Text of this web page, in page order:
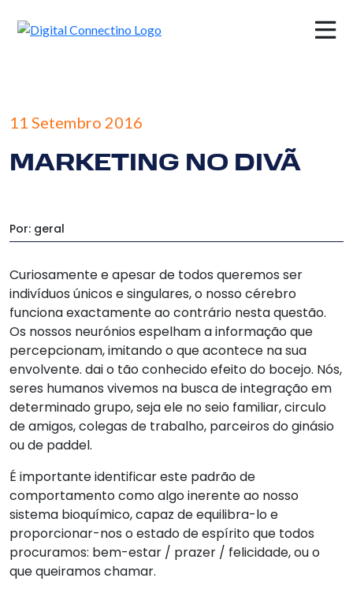
×
11 Setembro 2016
MARKETING NO DIVÃ
Por: geral
Curiosamente e apesar de todos queremos ser
indivíduos únicos e singulares, o nosso cérebro
funciona exactamente ao contrário nesta questão.
Os nossos neurónios espelham a informação que
percepcionam, imitando o que acontece na sua
envolvente. dai o tão conhecido efeito do bocejo. Nós,
seres humanos vivemos na busca de integração em
determinado grupo, seja ele no seio familiar, circulo
de amigos, colegas de trabalho, parceiros do ginásio
ou de paddel.
É importante identificar este padrão de
comportamento como algo inerente ao nosso
sistema bioquímico, capaz de equilibra-lo e
proporcionar-nos o estado de espírito que todos
procuramos: bem-estar / prazer / felicidade, ou o
que queiramos chamar.